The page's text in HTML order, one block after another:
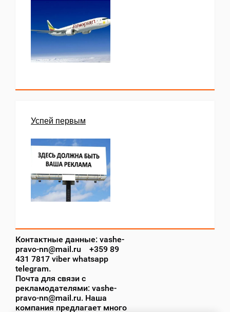
Успей первым
Контактные данные: vashe-
pravo-nn@mail.ru +359 89
431 7817 viber whatsapp
telegram.
Почта для связи с
рекламодателями: vashe-
pravo-nn@mail.ru. Наша
компания предлагает много